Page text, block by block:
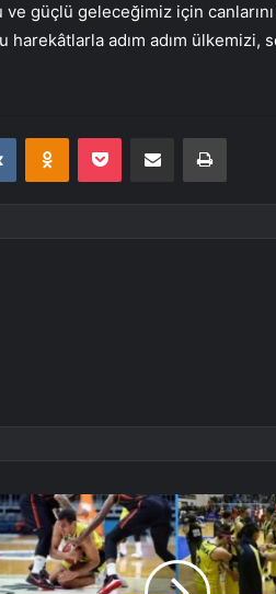
güçlü geleceğimiz için
adım adım ülkemizi,
VKontakteOdnoklassniki
Pocket E-Posta ile paylaş Yazdır